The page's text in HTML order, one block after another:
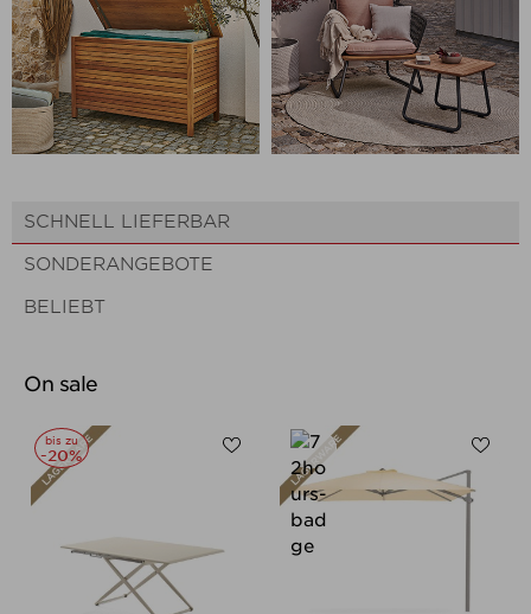
SCHNELL LIEFERBAR
SONDERANGEBOTE
BELIEBT
On sale
bis zu
-20%